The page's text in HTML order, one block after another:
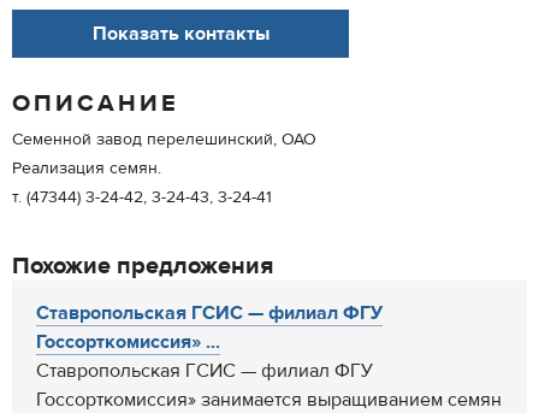
Показать контакты
ОПИСАНИЕ
Семенной завод перелешинский, ОАО
Реализация семян.
т. (47344) 3-24-42, 3-24-43, 3-24-41
Похожие предложения
Ставропольская ГСИС — филиал ФГУ
Госсорткомиссия» ...
Ставропольская ГСИС — филиал ФГУ
Госсорткомиссия» занимается выращиванием семян